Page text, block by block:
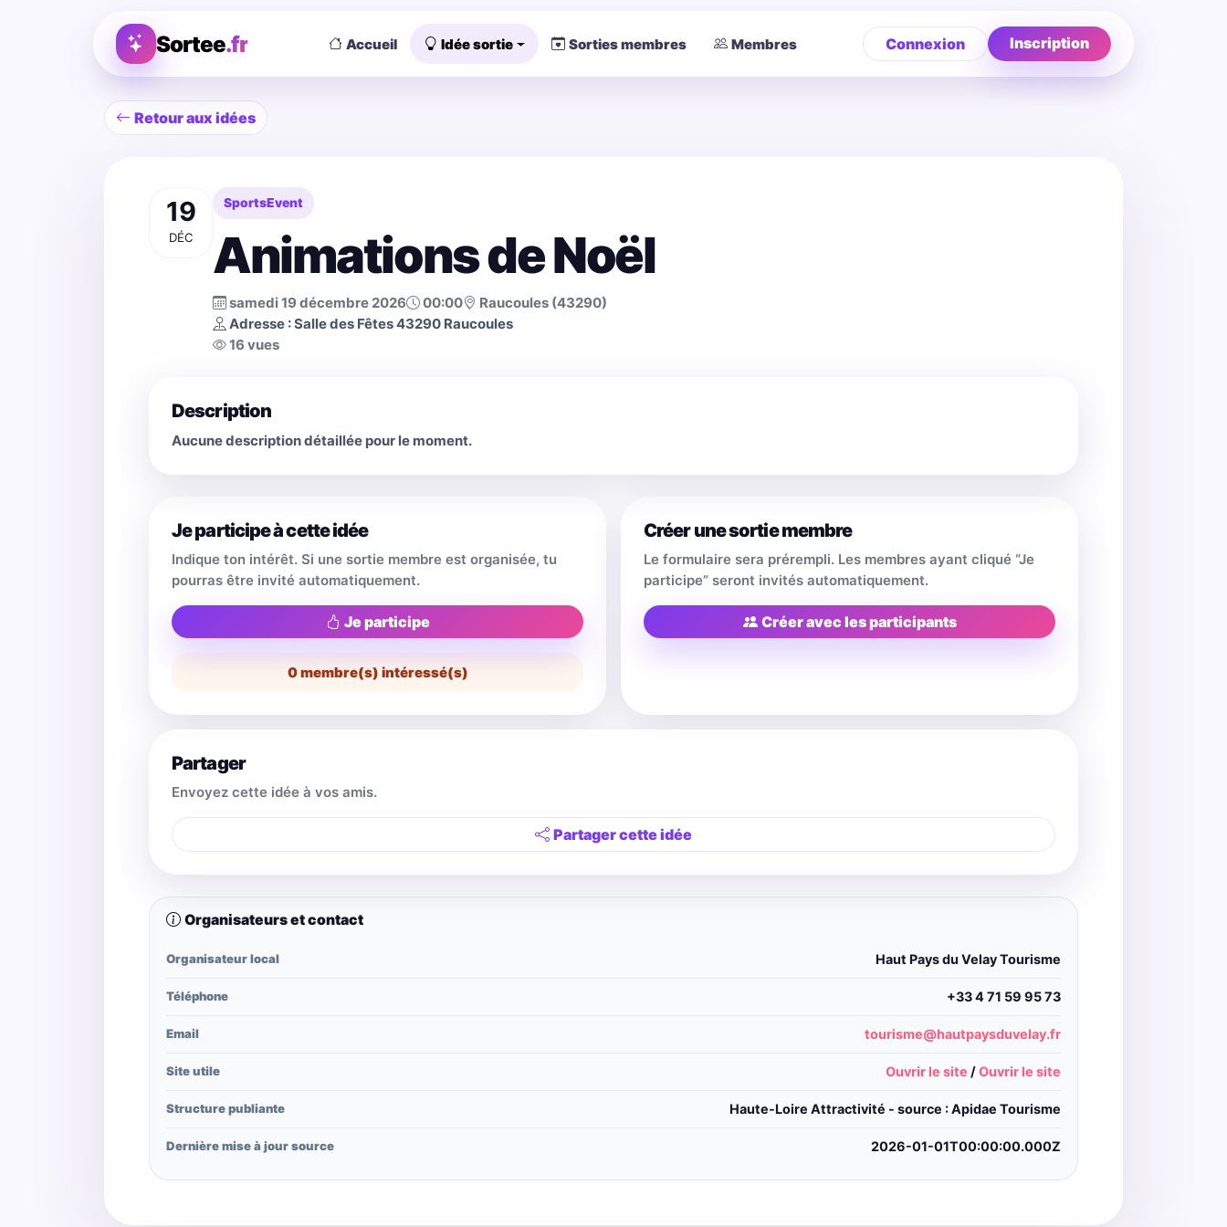
Sortee.fr Connexion Inscription
Accueil Idée sortie Sorties membres Membres
Retour aux idées
19
DÉC
SportsEvent
Animations de Noël
samedi 19 décembre 2026 00:00
Raucoules (43290)
Adresse : Salle des Fêtes 43290 Raucoules
16 vues
Description
Aucune description détaillée pour le moment.
Je participe à cette idée
Indique ton intérêt. Si une sortie membre est organisée, tu
pourras être invité automatiquement.
Je participe
0membre(s) intéressé(s)
Créer une sortie membre
Le formulaire sera prérempli. Les membres ayant cliqué “Je
participe” seront invités automatiquement.
Créer avec les participants
Partager
Envoyez cette idée à vos amis.
Partager cette idée
Organisateurs et contact
Organisateur local Haut Pays du Velay Tourisme
Téléphone +33 4 71 59 95 73
Email tourisme@hautpaysduvelay.fr
Site utile Ouvrir le site /Ouvrir le site
Structure publiante Haute-Loire Attractivité - source : Apidae Tourisme
Dernière mise à jour source 2026-01-01T00:00:00.000Z